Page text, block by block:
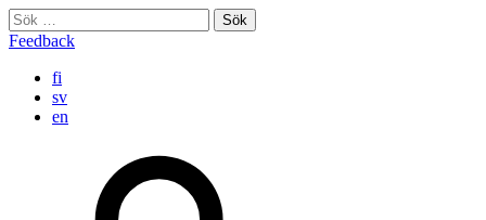
Skip
to
Sök
efter:
Feedback
fi
sv
en